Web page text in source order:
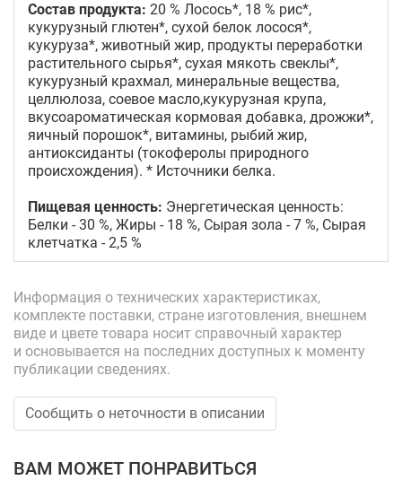
Состав продукта: 20 % Лосось*, 18 % рис*,
кукурузный глютен*, сухой белок лосося*,
кукуруза*, животный жир, продукты переработки
растительного сырья*, сухая мякоть свеклы*,
кукурузный крахмал, минеральные вещества,
целлюлоза, соевое масло,кукурузная крупа,
вкусоароматическая кормовая добавка, дрожжи*,
яичный порошок*, витамины, рыбий жир,
антиоксиданты (токоферолы природного
происхождения). * Источники белка.
Пищевая ценность: Энергетическая ценность:
Белки - 30 %, Жиры - 18 %, Сырая зола - 7 %, Сырая
клетчатка - 2,5 %
Информация о технических характеристиках,
комплекте поставки, стране изготовления, внешнем
виде и цвете товара носит справочный характер
и основывается на последних доступных к моменту
публикации сведениях.
Сообщить о неточности в описании
ВАМ МОЖЕТ ПОНРАВИТЬСЯ